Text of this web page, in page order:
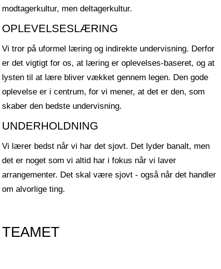
modtagerkultur, men deltagerkultur.
OPLEVELSESLÆRING
Vi tror på uformel læring og indirekte undervisning. Derfor
er det vigtigt for os, at læring er oplevelses-baseret, og at
lysten til at lære bliver vækket gennem legen. Den gode
oplevelse er i centrum, for vi mener, at det er den, som
skaber den bedste undervisning.
UNDERHOLDNING
Vi lærer bedst når vi har det sjovt. Det lyder banalt, men
det er noget som vi altid har i fokus når vi laver
arrangementer. Det skal være sjovt - også når det handler
om alvorlige ting.
TEAMET